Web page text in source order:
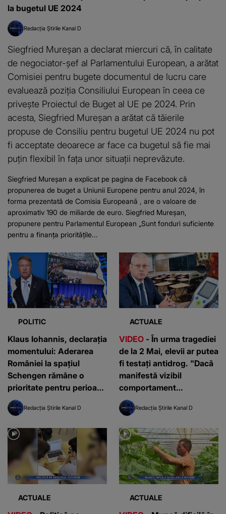
la bugetul UE 2024
Redacția Știrile Kanal D
Siegfried Mureșan a declarat miercuri că, în calitate
de negociator-șef al Parlamentului European, a arătat
Comisiei pentru bugete documentul de lucru care
evaluează poziția Consiliului European în ceea ce
privește Proiectul de Buget al UE pe 2024. Prin
acesta, Siegfried Mureșan a arătat că tăierile
propuse de Consiliu pentru bugetul UE 2024 nu pot
fi acceptate deoarece ar face ca bugetul să fie mai
puțin flexibil în fața unor situații neprevăzute.
Siegfried Mureșan a explicat pe pagina de Facebook că
propunerea de buget a Uniunii Europene pentru anul 2024, în
forma prezentată de Comisia Europeană , are o valoare de
aproximativ 190 de miliarde de euro. Siegfried Mureșan,
propunere pentru Parlamentul European „Sunt fonduri suficiente
pentru a finanţa priorităţile...
POLITIC
Klaus Iohannis, declarația
momentului: Aderarea
României la spaţiul
Schengen rămâne o
prioritate pentru perioada
următoare
Redacția Știrile Kanal D
ACTUALE
VIDEO - În urma tragediei
de la 2 Mai, elevii ar putea
fi testați antidrog. "Dacă
manifestă vizibil
comportament
caracteristic și doar cu
acordul părinților"
Redacția Știrile Kanal D
ACTUALE ACTUALE